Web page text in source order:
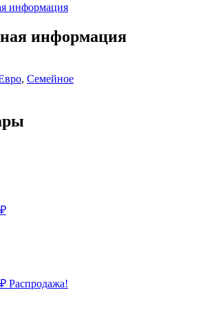
информация
информация
, Семейное
₽
₽ Распродажа!